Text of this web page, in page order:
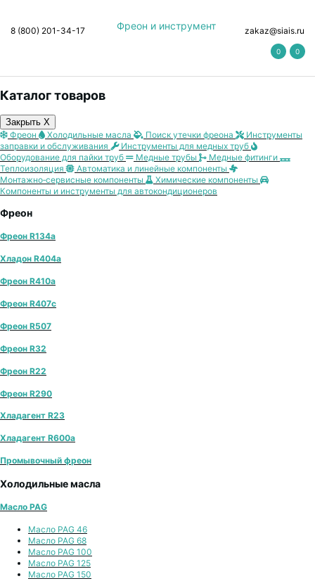
Фреон и инструмент
8 (800) 201-34-17 zakaz@siais.ru
0 0
Каталог товаров
Закрыть X
Фреон
Холодильные масла Поиск утечки фреона
Инструменты
заправки и обслуживания
Инструменты для медных труб
Оборудование для пайки труб
Медные трубы
Медные фитинги
Теплоизоляция
Автоматика и линейные компоненты
Монтажно‑сервисные компоненты
Химические компоненты
Компоненты и инструменты для автокондиционеров
Фреон
Фреон R134a
Хладон R404a
Фреон R410a
Фреон R407с
Фреон R507
Фреон R32
Фреон R22
Фреон R290
Хладагент R23
Хладагент R600a
Промывочный фреон
Холодильные масла
Масло PAG
Масло PAG 46
Масло PAG 68
Масло PAG 100
Масло PAG 125
Масло PAG 150